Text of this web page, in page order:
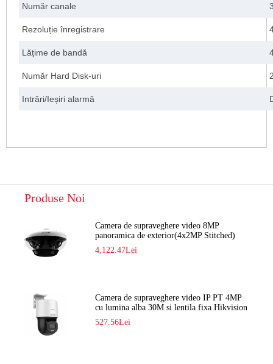
Număr canale
Rezoluție înregistrare
Lățime de bandă
Număr Hard Disk-uri
Intrări/Ieșiri alarmă
Produse Noi
Camera de supraveghere video 8MP
panoramica de exterior(4x2MP Stitched)
Navaio NGC-7482PR
4,122.47Lei
Camera de supraveghere video IP PT 4MP
cu lumina alba 30M si lentila fixa Hikvision
DS-2DE2C400SCG-E F1
527.56Lei